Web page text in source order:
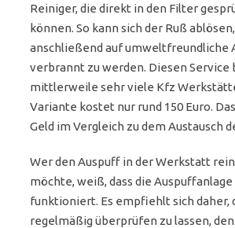
Reiniger, die direkt in den Filter
können. So kann sich der Ruß
anschließend auf umweltfreundliche
verbrannt zu werden. Diesen Service
mittlerweile sehr viele Kfz
Variante kostet nur rund 150 Euro.
Geld im Vergleich zu dem Austausch
Wer den Auspuff in der Werkstatt
möchte, weiß, dass die Auspuffanlage
funktioniert. Es empfiehlt sich daher,
regelmäßig überprüfen zu lassen,